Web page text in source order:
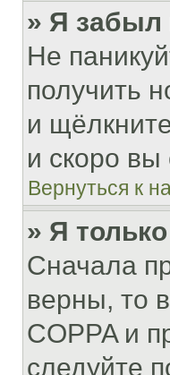
» Я забыл
Не
получить
и
и скоро
Вернуться к
» Я
Сначала
верны, то
COPPA и
следуйте